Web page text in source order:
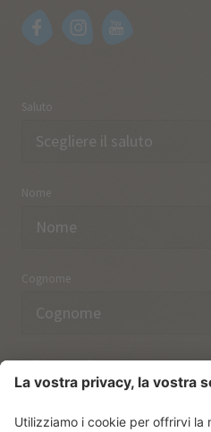
Saluto
Nome
Cognome
Indirizzo email